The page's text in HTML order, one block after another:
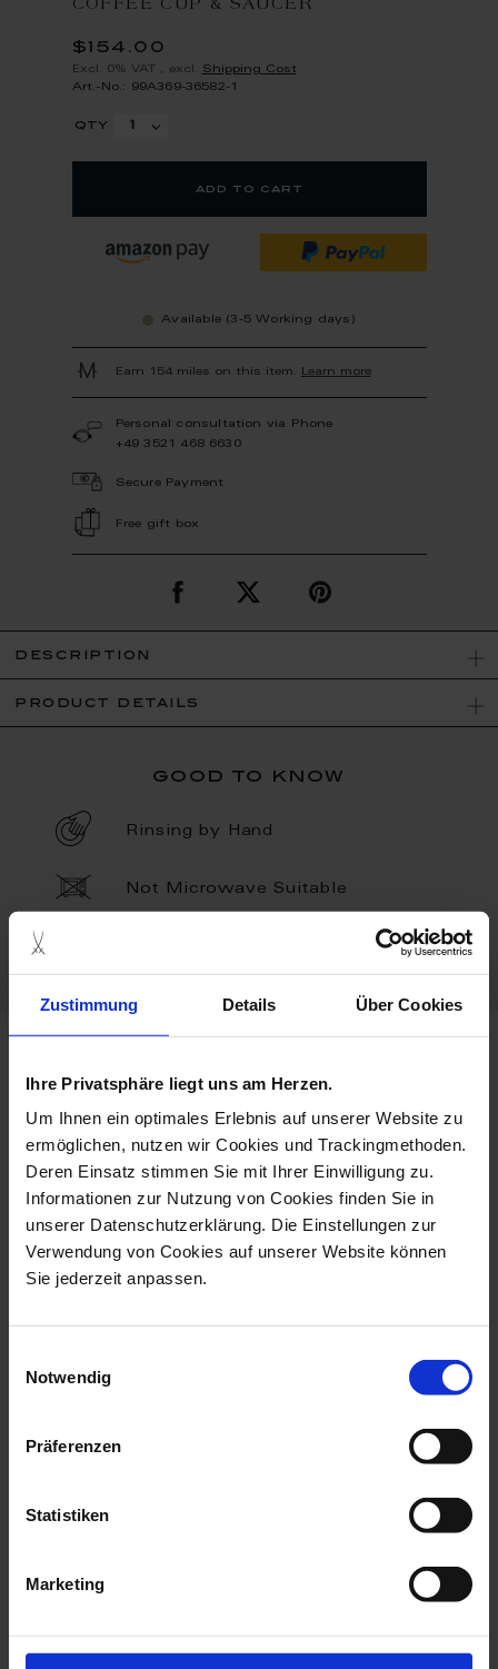
Zustimmung Details Über Cookies
Ihre Privatsphäre liegt uns am Herzen.
Um Ihnen ein optimales Erlebnis auf unserer Website zu
ermöglichen, nutzen wir Cookies und Trackingmethoden.
Deren Einsatz stimmen Sie mit Ihrer Einwilligung zu.
Informationen zur Nutzung von Cookies finden Sie in
unserer Datenschutzerklärung. Die Einstellungen zur
Verwendung von Cookies auf unserer Website können
Sie jederzeit anpassen.
Notwendig
Präferenzen
Statistiken
Marketing
COFFEE CUP & SAUCER
$154.00
Excl. 0% VAT excl. Shipping Cost
Art.-No.: 99A369-36582-1
qty
add to cart
Available (3-5 Working days)
Earn 154 miles on this item. Learn more
Personal consultation via Phone
+49 3521 468 6630
Secure Payment
Free gift box
description
product details
good to know
Rinsing by Hand
Not Microwave Suitable
swords collection
Vase, Swords, H 25,5
Available
Espresso Cup & Saucer,
we think you’ll like these